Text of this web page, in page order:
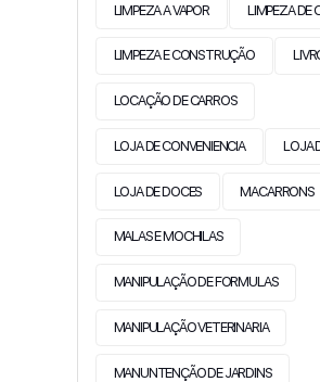
LIMPEZA A VAPOR LIMPEZA DE
LIMPEZA E CONSTRUÇÃO
LOCAÇÃO DE CARROS
LOJA DE CONVENIENCIA LOJA
LOJA DE DOCES MACARRONS
MALAS E MOCHILAS
MANIPULAÇÃO DE FORMULAS
MANIPULAÇÃO VETERINARIA
MANUNTENÇÃO DE JARDINS